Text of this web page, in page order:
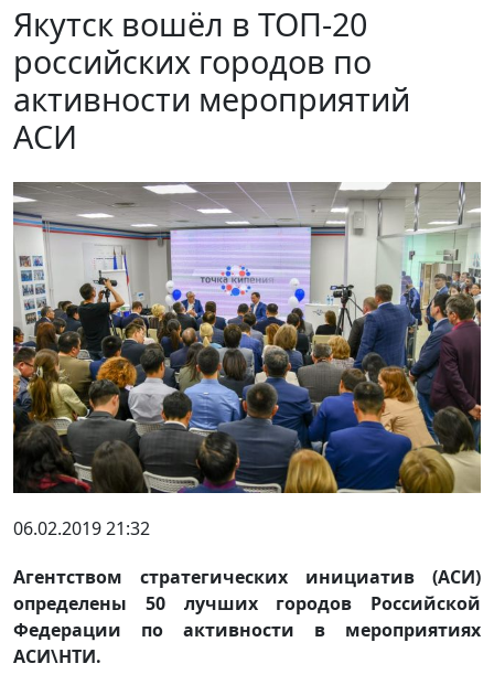
Якутск вошёл в ТОП-20
российских городов по
активности мероприятий
АСИ
06.02.2019 21:32
Агентством стратегических инициатив (АСИ)
определены 50 лучших городов Российской
Федерации по активности в мероприятиях
АСИ\НТИ.